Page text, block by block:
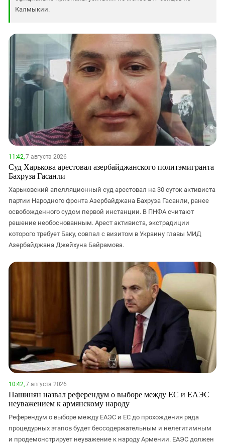
ПРЕСЛЕДОВАНИЕ АКТИВИСТОВ
МОБИЛИЗАЦИЯ И ПРОТЕСТЫ
Дагестан
Кабардино-Балкария
Калмыкия
Карачаево-Черкесия
Краснодарский край
Нагорный Карабах
Российская Федерация
Ростовская область
СКФО
Ставропольский край
Чечня
Южная Осетия
Южный Кавказ
ЮФО
Калмыкии.
11:42,7 августа 2026
Суд Харькова арестовал азербайджанского политэмигранта
Бахруза Гасанли
Харьковский апелляционный суд арестовал на 30 суток активиста
партии Народного фронта Азербайджана Бахруза Гасанли, ранее
освобожденного судом первой инстанции. В ПНФА считают
решение необоснованным. Арест активиста, экстрадиции
которого требует Баку, совпал с визитом в Украину главы МИД
Азербайджана Джейхуна Байрамова.
10:42,7 августа 2026
Пашинян назвал референдум о выборе между ЕС и ЕАЭС
неуважением к армянскому народу
Референдум о выборе между ЕАЭС и ЕС до прохождения ряда
процедурных этапов будет бессодержательным и нелегитимным
и продемонстрирует неуважение к народу Армении. ЕАЭС должен